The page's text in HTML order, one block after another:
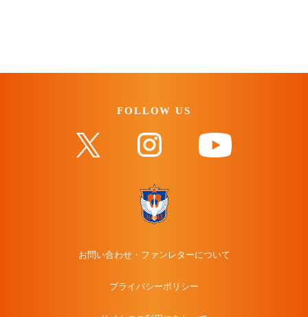
FOLLOW US
お問い合わせ・ファンレターについて
プライバシーポリシー